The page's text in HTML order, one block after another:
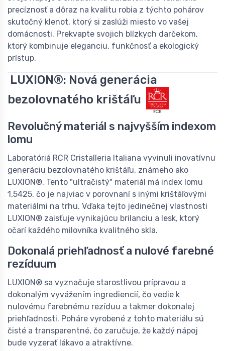
precíznosť a dôraz na kvalitu robia z týchto pohárov
skutočný klenot, ktorý si zaslúži miesto vo vašej
domácnosti. Prekvapte svojich blízkych darčekom,
ktorý kombinuje eleganciu, funkčnosť a ekologický
prístup.
LUXION®: Nová generácia
bezolovnatého krištáľu
Revolučný materiál s najvyšším indexom
lomu
Laboratóriá RCR Cristalleria Italiana vyvinuli inovatívnu
generáciu bezolovnatého krištáľu, známeho ako
LUXION®. Tento "ultračistý" materiál má index lomu
1,5425, čo je najviac v porovnaní s inými krištáľovými
materiálmi na trhu. Vďaka tejto jedinečnej vlastnosti
LUXION® zaisťuje vynikajúcu brilanciu a lesk, ktorý
očarí každého milovníka kvalitného skla.
Dokonalá priehľadnosť a nulové farebné
rezíduum
LUXION® sa vyznačuje starostlivou prípravou a
dokonalým vyvážením ingrediencií, čo vedie k
nulovému farebnému rezíduu a takmer dokonalej
priehľadnosti. Poháre vyrobené z tohto materiálu sú
čisté a transparentné, čo zaručuje, že každý nápoj
bude vyzerať lákavo a atraktívne.